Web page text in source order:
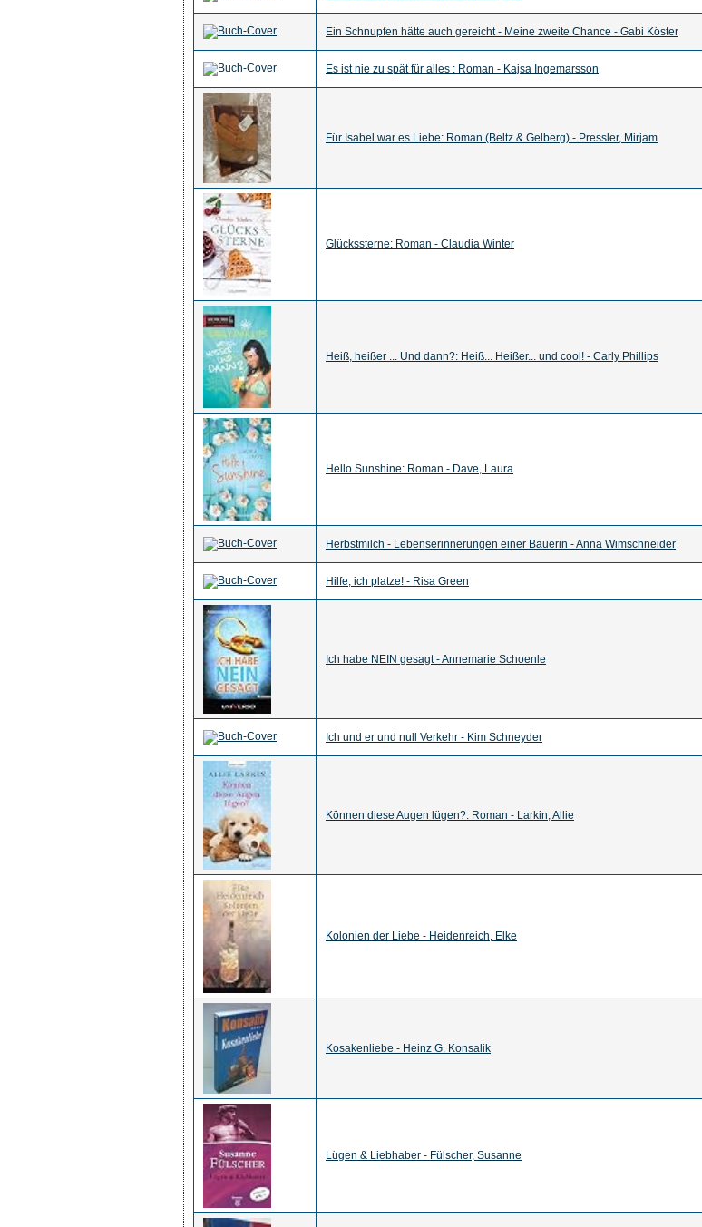
Ein Schnupfen hätte auch gereicht - Meine zweite Chance - Gabi Köster
Es ist nie zu spät für alles : Roman - Kajsa Ingemarsson
Für Isabel war es Liebe: Roman (Beltz & Gelberg) - Pressler, Mirjam
Glückssterne: Roman - Claudia Winter
Heiß, heißer ... Und dann?: Heiß... Heißer... und cool! - Carly Phillips
Hello Sunshine: Roman - Dave, Laura
Herbstmilch - Lebenserinnerungen einer Bäuerin - Anna Wimschneider
Hilfe, ich platze! - Risa Green
Ich habe NEIN gesagt - Annemarie Schoenle
Ich und er und null Verkehr - Kim Schneyder
Können diese Augen lügen?: Roman - Larkin, Allie
Kolonien der Liebe - Heidenreich, Elke
Kosakenliebe - Heinz G. Konsalik
Lügen & Liebhaber - Fülscher, Susanne